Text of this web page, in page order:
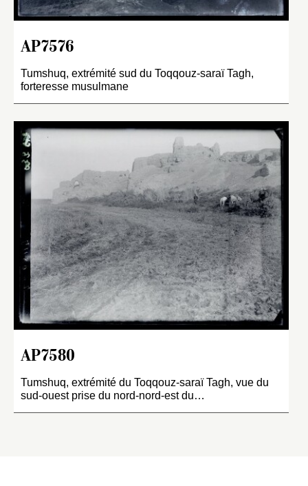
AP7576
Tumshuq, extrémité sud du Toqqouz-saraï Tagh,
forteresse musulmane
AP7580
Tumshuq, extrémité du Toqqouz-saraï Tagh, vue du
sud-ouest prise du nord-nord-est du…